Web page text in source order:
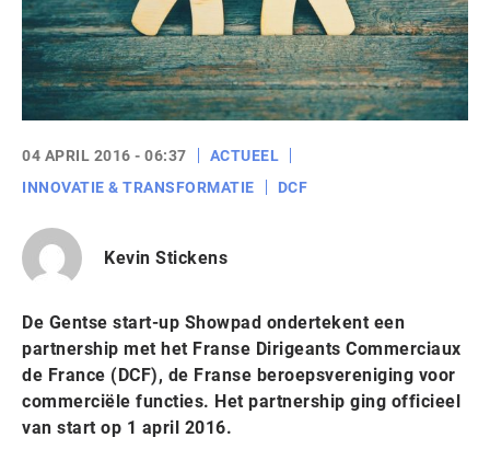
04 APRIL 2016 - 06:37
ACTUEEL
INNOVATIE & TRANSFORMATIE
DCF
Kevin Stickens
De Gentse start-up Showpad ondertekent een
partnership met het Franse Dirigeants Commerciaux
de France (DCF), de Franse beroepsvereniging voor
commerciële functies. Het partnership ging officieel
van start op 1 april 2016.